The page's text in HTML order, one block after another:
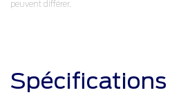
peuvent différer.
Spécifications